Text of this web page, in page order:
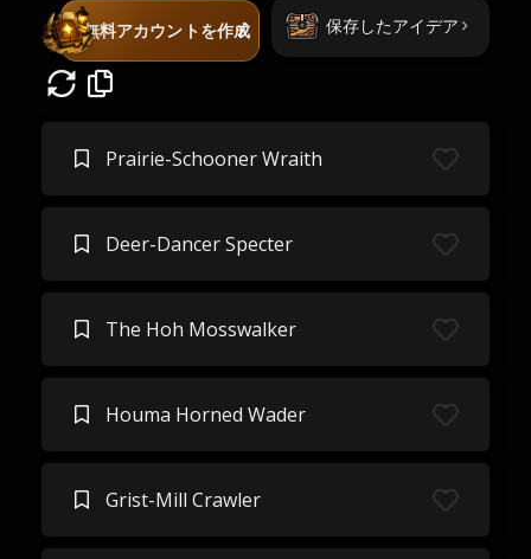
無料アカウントを作成 保存したアイデア
Prairie-Schooner Wraith
Deer-Dancer Specter
The Hoh Mosswalker
Houma Horned Wader
Grist-Mill Crawler